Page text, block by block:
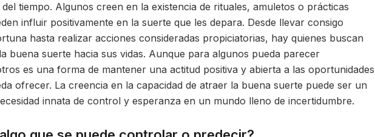
tiempo. Algunos creen en la existencia de rituales, amuletos o prácticas
influir positivamente en la suerte que les depara. Desde llevar consigo
hasta realizar acciones consideradas propiciatorias, hay quienes buscan
buena suerte hacia sus vidas. Aunque para algunos pueda parecer
es una forma de mantener una actitud positiva y abierta a las oportunidades
ofrecer. La creencia en la capacidad de atraer la buena suerte puede ser un
innata de control y esperanza en un mundo lleno de incertidumbre.